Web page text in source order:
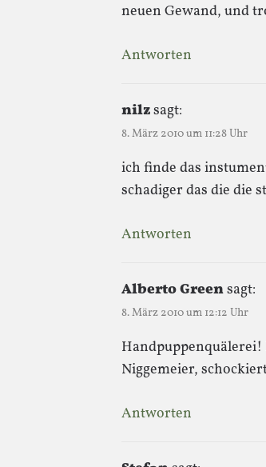
neuen Gewand, und
Antworten
nilzsagt:
8. März 2010 um 11:28 Uhr
ich finde das
schadiger das die die
Antworten
Alberto Greensagt:
8. März 2010 um 12:12 Uhr
Handpuppenquälerei!
Niggemeier,
Antworten